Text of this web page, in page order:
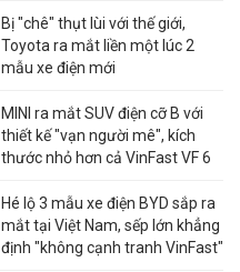
Bị "chê" thụt lùi với thế giới,
Toyota ra mắt liền một lúc 2
mẫu xe điện mới
MINI ra mắt SUV điện cỡ B với
thiết kế "vạn người mê", kích
thước nhỏ hơn cả VinFast VF 6
Hé lộ 3 mẫu xe điện BYD sắp ra
mắt tại Việt Nam, sếp lớn khẳng
định "không cạnh tranh VinFast"